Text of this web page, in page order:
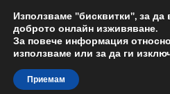
ДОСТАВКА
Доставка по
Skip
to
Skip
to
Използваме "бисквитки", за
доброто онлайн изживяване.
За повече информация
използваме или за да ги
Приемам